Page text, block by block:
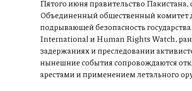
Пятого июня правительство
Объединенный общественный комитет
подрывающей безопасность
International и Human Rights Watch,
задержаниях и преследовании
нынешние события сопровождаются
арестами и применением летального